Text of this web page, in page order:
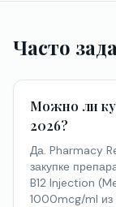
Часто
Можно ли
2026?
Да. Pharmacy
закупке
B12 Injection
1000mcg/ml из